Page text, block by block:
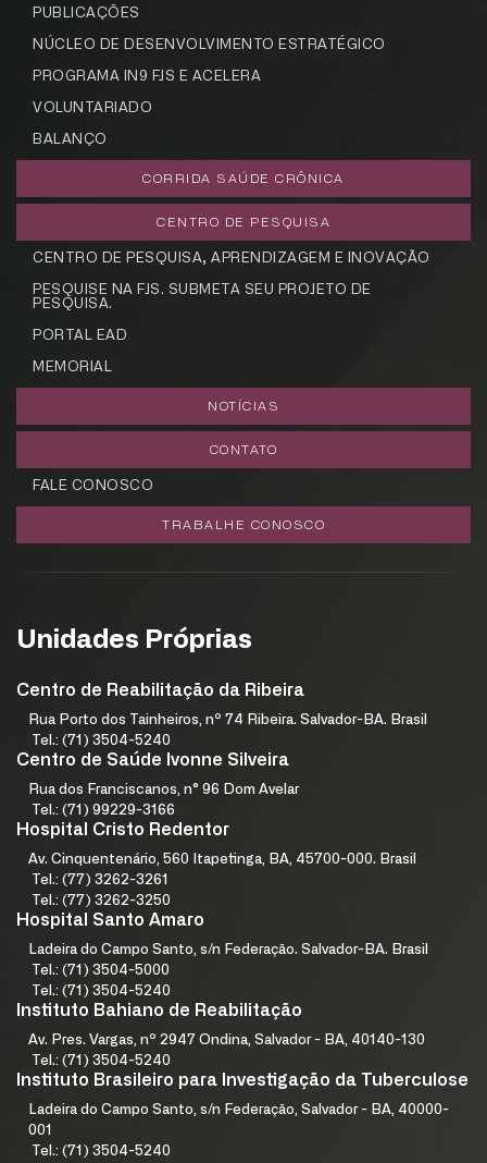
PUBLICAÇÕES
NÚCLEO DE DESENVOLVIMENTO ESTRATÉGICO
PROGRAMA IN9 FJS E ACELERA
VOLUNTARIADO
BALANÇO
CORRIDA SAÚDE CRÔNICA
CENTRO DE PESQUISA
CENTRO DE PESQUISA, APRENDIZAGEM E INOVAÇÃO
PESQUISE NA FJS. SUBMETA SEU PROJETO DE
PESQUISA.
PORTAL EAD
MEMORIAL
NOTÍCIAS
CONTATO
FALE CONOSCO
TRABALHE CONOSCO
Unidades Próprias
Centro de Reabilitação da Ribeira
Rua Porto dos Tainheiros, nº 74 Ribeira. Salvador-BA. Brasil
Tel.: (71) 3504-5240
Centro de Saúde Ivonne Silveira
Rua dos Franciscanos, n° 96 Dom Avelar
Tel.: (71) 99229-3166
Hospital Cristo Redentor
Av. Cinquentenário, 560 Itapetinga, BA, 45700-000. Brasil
Tel.: (77) 3262-3261
Tel.: (77) 3262-3250
Hospital Santo Amaro
Ladeira do Campo Santo, s/n Federação. Salvador-BA. Brasil
Tel.: (71) 3504-5000
Tel.: (71) 3504-5240
Instituto Bahiano de Reabilitação
Av. Pres. Vargas, nº 2947 Ondina, Salvador - BA, 40140-130
Tel.: (71) 3504-5240
Instituto Brasileiro para Investigação da Tuberculose
Ladeira do Campo Santo, s/n Federação, Salvador - BA, 40000-
001
Tel.: (71) 3504-5240